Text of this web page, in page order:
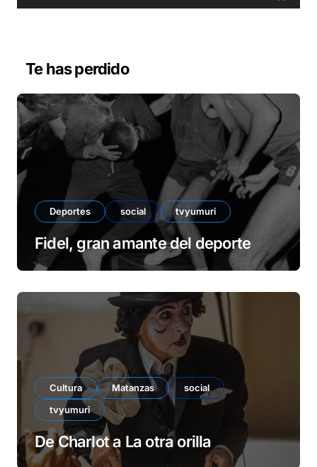
r
e
o
Te has perdido
Deportes social tvyumuri
Fidel, gran amante del deporte
Cultura Matanzas
social
tvyumuri
De Charlot a La otra orilla